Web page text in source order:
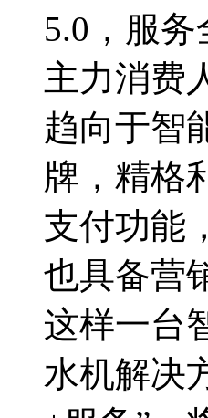
5.0，服
主力消费
趋向于智
牌，精格
支付功能
也具备营
这样一台
水机解决